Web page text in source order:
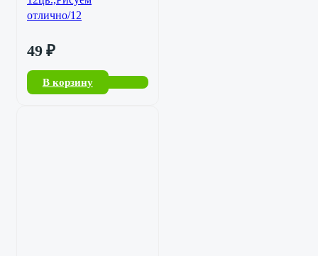
отлично/12
49 ₽
В корзину